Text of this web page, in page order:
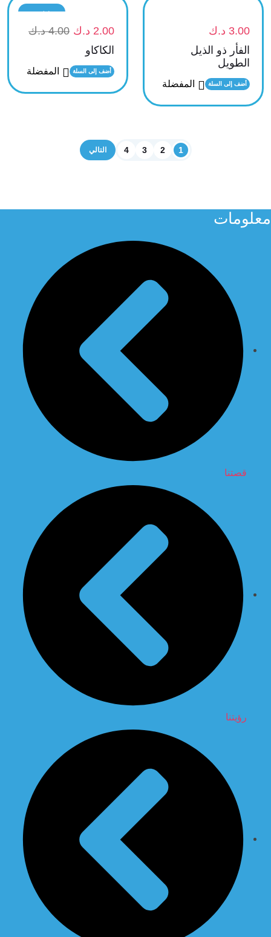
3.00 د.ك
الفأر ذو الذيل
الطويل
أضف إلى السلة المفضلة
تخفيض
2.00 د.ك 4.00 د.ك
الكاكاو
أضف إلى السلة المفضلة
1
2
3
4 التالي
معلومات
قصتنا
رؤيتنا